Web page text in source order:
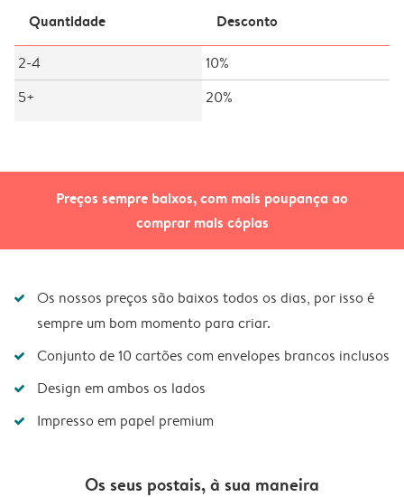
Preços sempre baixos, com mais poupança ao
comprar mais cópias
Quantidade Desconto
2-4
10%
5+
20%
Os nossos preços são baixos todos os dias, por isso é
sempre um bom momento para criar.
Conjunto de 10 cartões com envelopes brancos inclusos
Design em ambos os lados
Impresso em papel premium
Os seus postais, à sua maneira